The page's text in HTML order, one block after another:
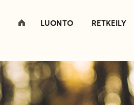
LUONTO RETKEILY